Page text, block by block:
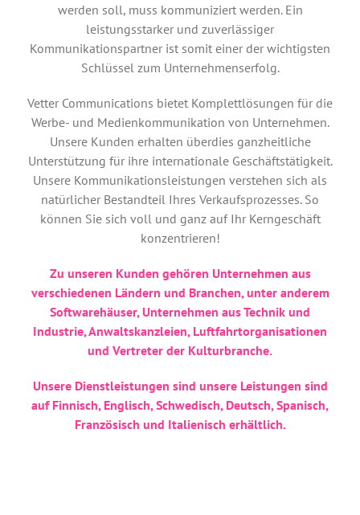
werden soll, muss kommuniziert werden. Ein
leistungsstarker und zuverlässiger
Kommunikationspartner ist somit einer der wichtigsten
Schlüssel zum Unternehmenserfolg.
Vetter Communications bietet Komplettlösungen für die
Werbe- und Medienkommunikation von Unternehmen.
Unsere Kunden erhalten überdies ganzheitliche
Unterstützung für ihre internationale Geschäftstätigkeit.
Unsere Kommunikationsleistungen verstehen sich als
natürlicher Bestandteil Ihres Verkaufsprozesses. So
können Sie sich voll und ganz auf Ihr Kerngeschäft
konzentrieren!
Zu unseren Kunden gehören Unternehmen aus
verschiedenen Ländern und Branchen, unter anderem
Softwarehäuser, Unternehmen aus Technik und
Industrie, Anwaltskanzleien, Luftfahrtorganisationen
und Vertreter der Kulturbranche.
Unsere Dienstleistungen sind unsere Leistungen sind
auf Finnisch, Englisch, Schwedisch, Deutsch, Spanisch,
Französisch und Italienisch erhältlich.